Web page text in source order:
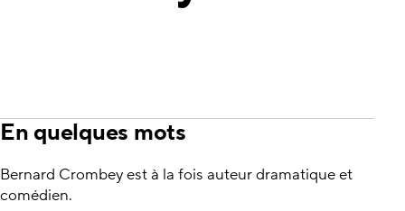
En quelques mots
Bernard Crombey est à la fois auteur dramatique et
comédien.